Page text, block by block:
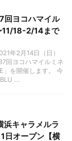
回ヨコハマイル
11/18-2/14まで
年2月14日（日）
回ヨコハマイルミネ
」を開催します。 今
...
浜キャラメルラ
日オープン【横